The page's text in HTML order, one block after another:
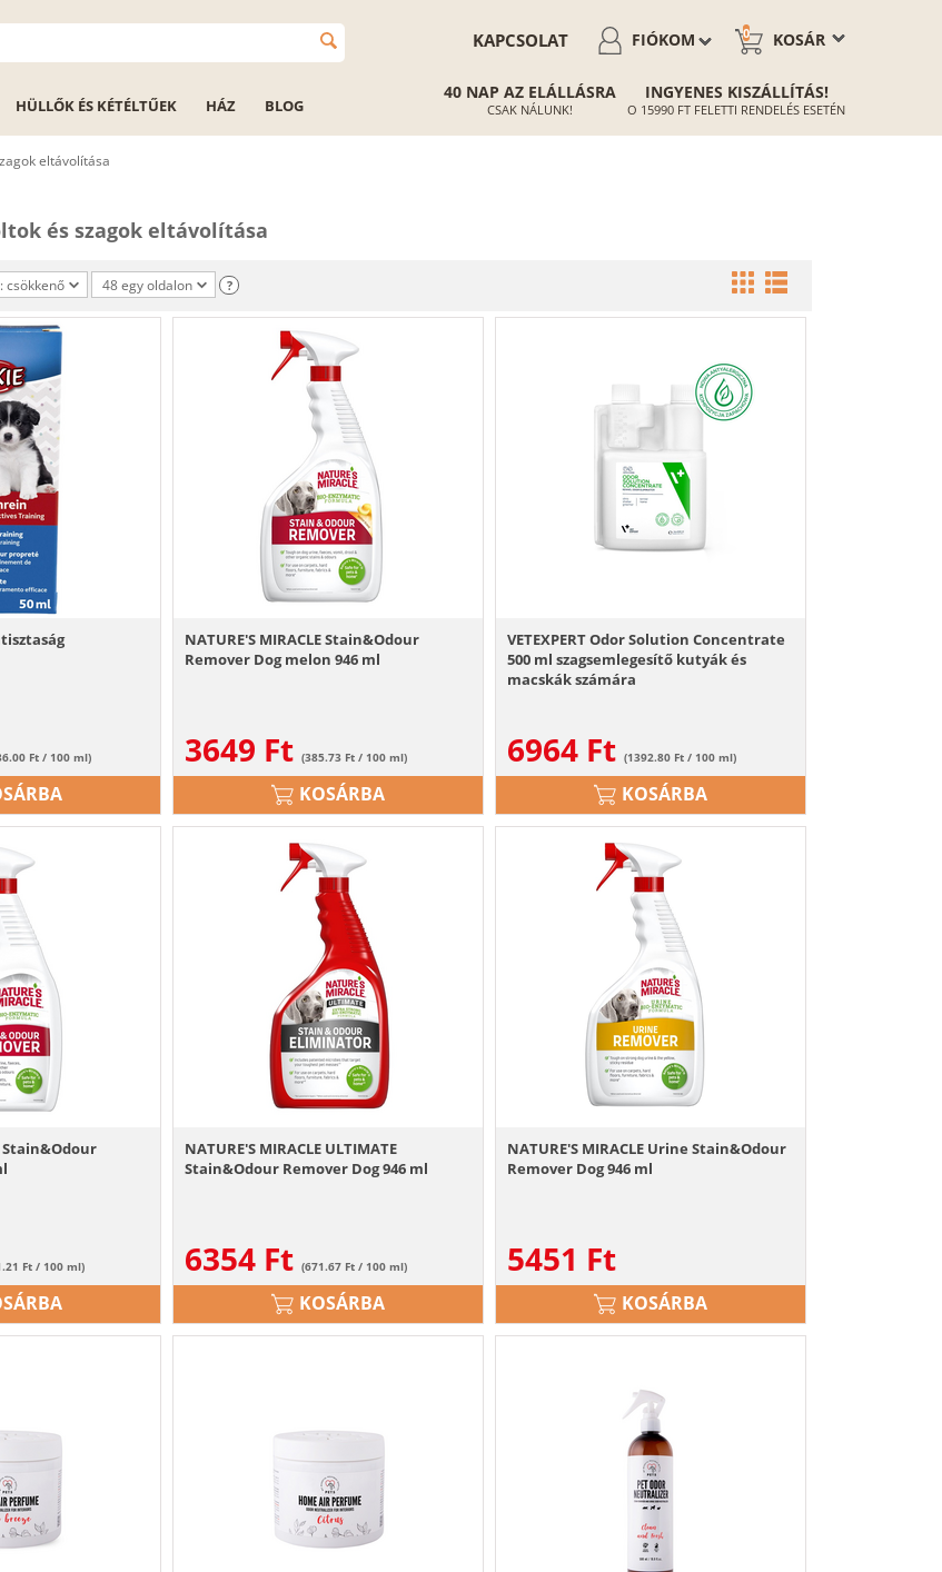
KOSÁR
0
FIÓKOM
KAPCSOLAT
HÜLLŐK ÉS KÉTÉLTŰEK HÁZ BLOG
40 NAP AZ ELÁLLÁSRA
CSAK NÁLUNK!
INGYENES KISZÁLLÍTÁS!
O 15990 FT FELETTI RENDELÉS ESETÉN
eltávolítása
és szagok eltávolítása
csökkenő 48 egy oldalon ?
Ft / 100 ml)
NATURE'S MIRACLE Stain&Odour
Remover Dog melon 946 ml
3649 Ft (385.73 Ft / 100 ml)
KOSÁRBA
VETEXPERT Odor Solution Concentrate
500 ml szagsemlegesítő kutyák és
macskák számára
6964 Ft (1392.80 Ft / 100 ml)
KOSÁRBA
Stain&Odour
Ft / 100 ml)
NATURE'S MIRACLE ULTIMATE
Stain&Odour Remover Dog 946 ml
6354 Ft (671.67 Ft / 100 ml)
KOSÁRBA
NATURE'S MIRACLE Urine Stain&Odour
Remover Dog 946 ml
5451 Ft
KOSÁRBA